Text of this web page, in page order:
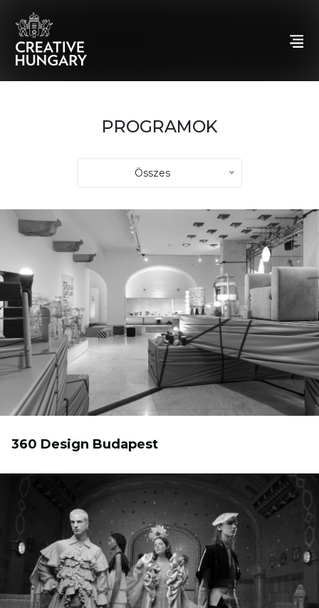
PROGRAMOK
Összes
360 Design Budapest